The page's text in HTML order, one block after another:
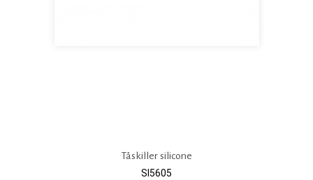
Tåskiller silicone
SI5605